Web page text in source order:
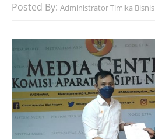
Posted By: Administrator Timika Bisnis